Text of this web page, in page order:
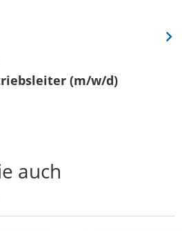
(m/w/d)
Eine
auch